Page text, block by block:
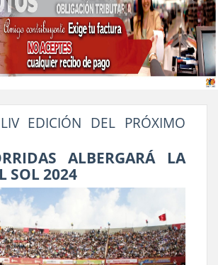
EDICIÓN DEL PRÓXIMO
ALBERGARÁ LA
SOL 2024